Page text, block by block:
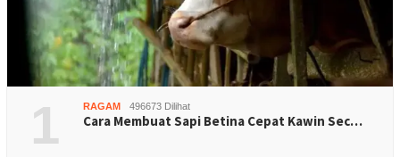
1 RAGAM 496673 Dilihat
Cara Membuat Sapi Betina Cepat Kawin Sec…